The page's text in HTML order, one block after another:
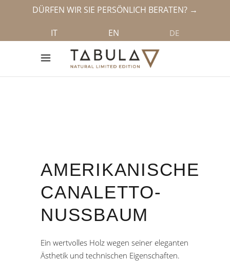
DÜRFEN WIR SIE PERSÖNLICH BERATEN? →
IT EN DE
AMERIKANISCHER
CANALETTO-
NUSSBAUM
Ein wertvolles Holz wegen seiner eleganten
Ästhetik und technischen Eigenschaften.